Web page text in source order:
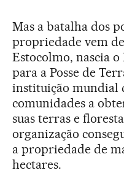
Mas a batalha dos
propriedade vem
Estocolmo, nascia
para a Posse de
instituição mundial
comunidades a
suas terras e
organização
a propriedade de
hectares.